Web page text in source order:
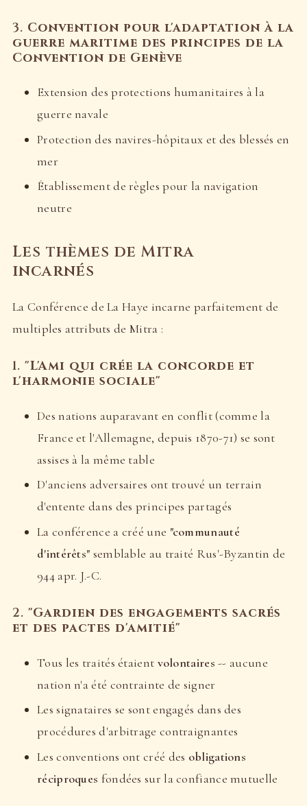
3. Convention pour l'adaptation à la
guerre maritime des principes de la
Convention de Genève
Extension des protections humanitaires à la
guerre navale
Protection des navires-hôpitaux et des blessés en
mer
Établissement de règles pour la navigation
neutre
Les thèmes de Mitra
incarnés
La Conférence de La Haye incarne parfaitement de
multiples attributs de Mitra :
1. "L'Ami qui crée la concorde et
l'harmonie sociale"
Des nations auparavant en conflit (comme la
France et l'Allemagne, depuis 1870-71) se sont
assises à la même table
D'anciens adversaires ont trouvé un terrain
d'entente dans des principes partagés
La conférence a créé une "communauté
d'intérêts" semblable au traité Rus'-Byzantin de
944 apr. J.-C.
2. "Gardien des engagements sacrés
et des pactes d'amitié"
Tous les traités étaient volontaires -- aucune
nation n'a été contrainte de signer
Les signataires se sont engagés dans des
procédures d'arbitrage contraignantes
Les conventions ont créé des obligations
réciproques fondées sur la confiance mutuelle